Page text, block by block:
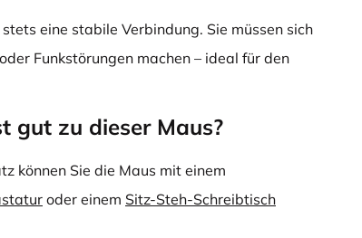
eine stabile Verbindung. Sie müssen sich
Funkstörungen machen – ideal für den
gut zu dieser Maus?
können Sie die Maus mit einem
oder einem Sitz-Steh-Schreibtisch